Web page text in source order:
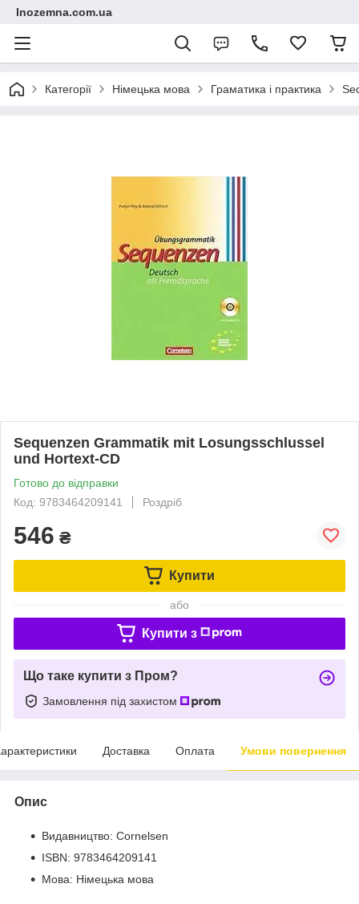
Inozemna.com.ua
Категорії Німецька мова Граматика і практика
Sequenzen Grammatik mit Losungsschlussel
und Hortext-CD
Готово до відправки
Код: 9783464209141
Роздріб
546 ₴
Купити
або
Купити з
Що таке купити з Пром?
Замовлення під захистом
Доставка Оплата Умови повернення
Опис
Видавництво: Cornelsen
ISBN: 9783464209141
Мова: Німецька мова